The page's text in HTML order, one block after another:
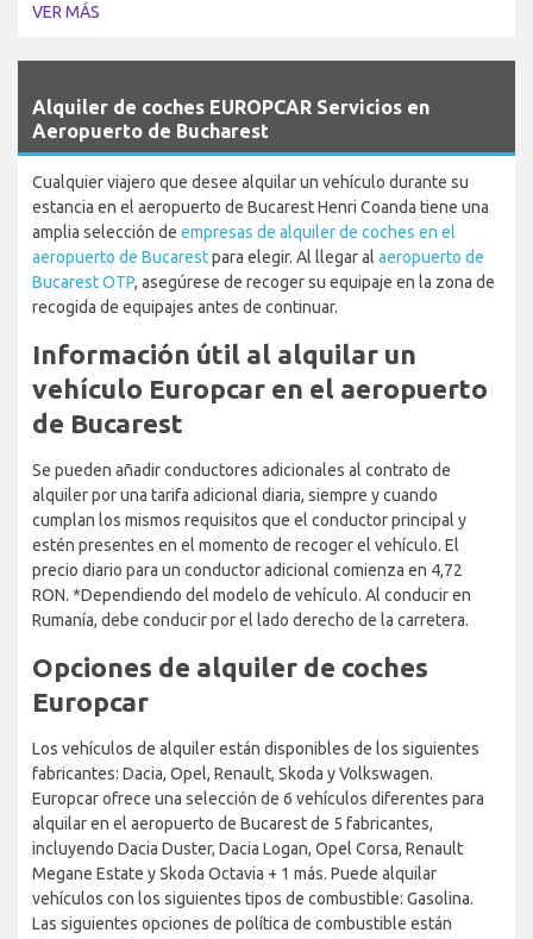
VER MÁS
Alquiler de coches EUROPCAR Servicios en
Aeropuerto de Bucharest
Cualquier viajero que desee alquilar un vehículo durante su
estancia en el aeropuerto de Bucarest Henri Coanda tiene una
amplia selección de empresas de alquiler de coches en el
aeropuerto de Bucarestpara elegir. Al llegar al aeropuerto de
Bucarest OTP, asegúrese de recoger su equipaje en la zona de
recogida de equipajes antes de continuar.
Información útil al alquilar un
vehículo Europcar en el aeropuerto
de Bucarest
Se pueden añadir conductores adicionales al contrato de
alquiler por una tarifa adicional diaria, siempre y cuando
cumplan los mismos requisitos que el conductor principal y
estén presentes en el momento de recoger el vehículo. El
precio diario para un conductor adicional comienza en 4,72
RON. *Dependiendo del modelo de vehículo. Al conducir en
Rumanía, debe conducir por el lado derecho de la carretera.
Opciones de alquiler de coches
Europcar
Los vehículos de alquiler están disponibles de los siguientes
fabricantes: Dacia, Opel, Renault, Skoda y Volkswagen.
Europcar ofrece una selección de 6 vehículos diferentes para
alquilar en el aeropuerto de Bucarest de 5 fabricantes,
incluyendo Dacia Duster, Dacia Logan, Opel Corsa, Renault
Megane Estate y Skoda Octavia + 1 más. Puede alquilar
vehículos con los siguientes tipos de combustible: Gasolina.
Las siguientes opciones de política de combustible están